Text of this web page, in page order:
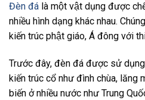
Đèn đá là một vật dụng được
nhiều hình dạng khác nhau.
kiến trúc phật giáo, Á đông với
Trước đây, đèn đá được sử
kiến trúc cổ như đình chùa, lăng
biến ở nhiều nước như Trung